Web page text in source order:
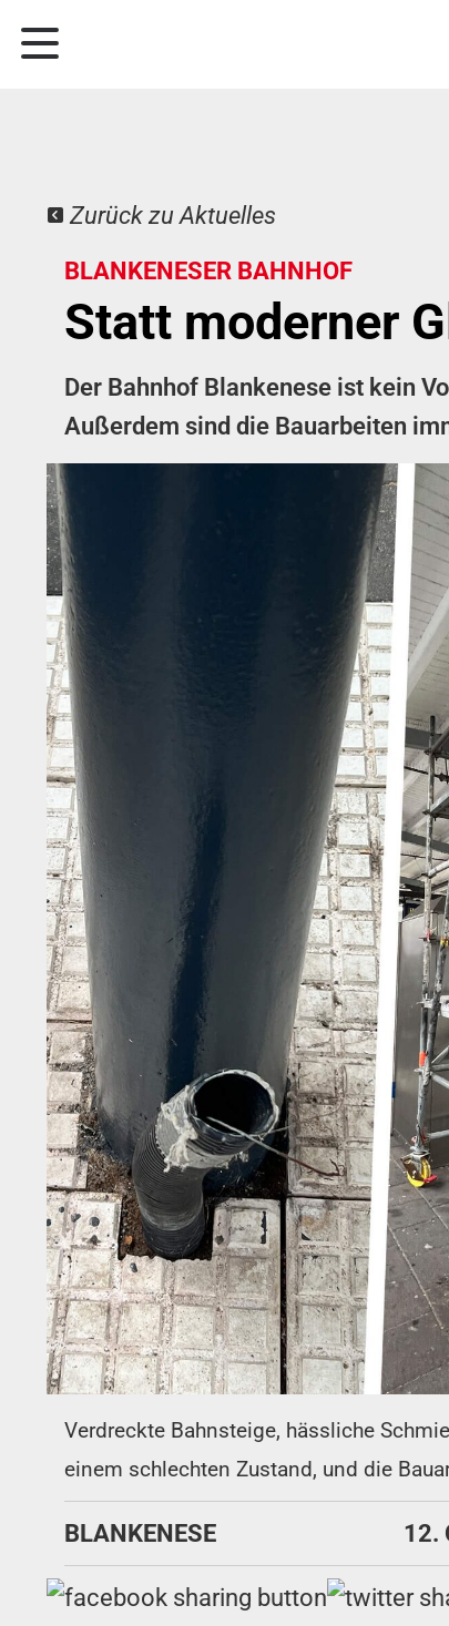
Zurück zu Aktuelles
BLANKENESER BAHNHOF
Statt moderner
Der Bahnhof Blankenese ist kein
Außerdem sind die Bauarbeiten
Verdreckte Bahnsteige, hässliche
einem schlechten Zustand, und die
BLANKENESE 12.